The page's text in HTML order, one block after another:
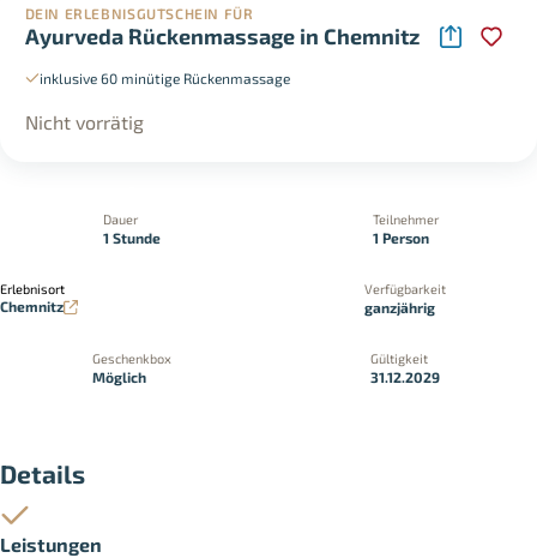
DEIN ERLEBNISGUTSCHEIN FÜR
Ayurveda Rückenmassage in Chemnitz
inklusive 60 minütige Rückenmassage
Nicht vorrätig
Dauer
1 Stunde
Teilnehmer
1 Person
Erlebnisort
Chemnitz
Verfügbarkeit
ganzjährig
Geschenkbox
Möglich
Gültigkeit
31.12.2029
Details
Leistungen